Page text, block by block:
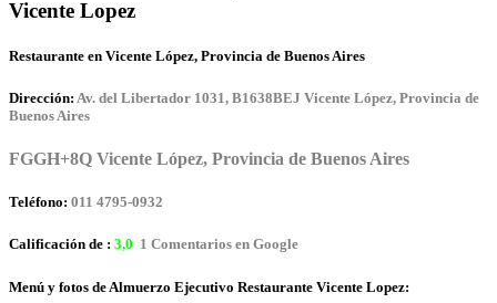
Vicente Lopez
Restaurante en Vicente López, Provincia de Buenos Aires
Dirección: Av. del Libertador 1031, B1638BEJ Vicente López, Provincia de
Buenos Aires
FGGH+8Q Vicente López, Provincia de Buenos Aires
Teléfono: 011 4795-0932
Calificación de : 3,0 1 Comentarios en Google
Menú y fotos de Almuerzo Ejecutivo Restaurante Vicente Lopez: